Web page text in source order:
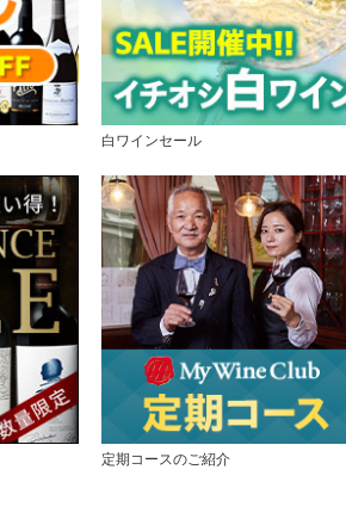
白ワインセール
定期コースのご紹介